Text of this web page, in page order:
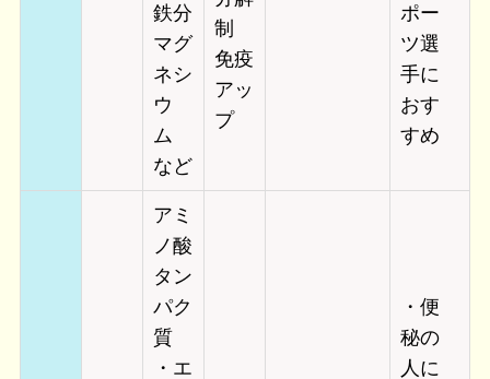
鉄分
マグ
ネシ
ウ
ム
など
制
免疫
アッ
プ
ポー
ツ選
手に
おす
すめ
アミ
ノ酸
タン
パク
質
・エ
・便
秘の
人に